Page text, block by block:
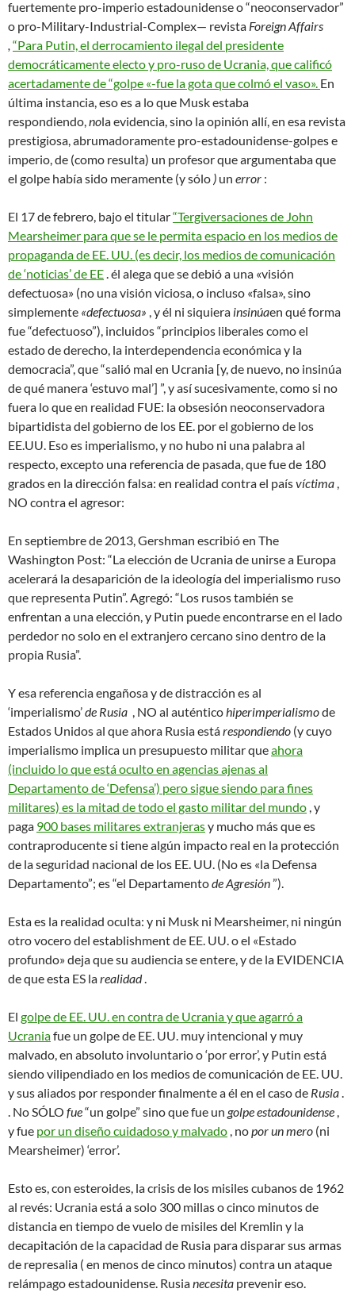
fuertemente pro-imperio estadounidense o “neoconservador”
o pro-Military-Industrial-Complex— revista Foreign Affairs
, “Para Putin, el derrocamiento ilegal del presidente
democráticamente electo y pro-ruso de Ucrania, que calificó
acertadamente de “golpe «-fue la gota que colmó el vaso». En
última instancia, eso es a lo que Musk estaba
respondiendo,nola evidencia, sino la opinión allí, en esa revista
prestigiosa, abrumadoramente pro-estadounidense-golpes e
imperio, de (como resulta) un profesor que argumentaba que
el golpe había sido meramente (y sólo ) un error :
El 17 de febrero, bajo el titular“Tergiversaciones de John
Mearsheimer para que se le permita espacio en los medios de
propaganda de EE. UU. (es decir, los medios de comunicación
de ‘noticias’ de EE. él alega que se debió a una «visión
defectuosa» (no una visión viciosa, o incluso «falsa», sino
simplemente «defectuosa» , y él ni siquiera insinúaen qué forma
fue “defectuoso”), incluidos “principios liberales como el
estado de derecho, la interdependencia económica y la
democracia”, que “salió mal en Ucrania [y, de nuevo, no insinúa
de qué manera ‘estuvo mal’] ”, y así sucesivamente, como si no
fuera lo que en realidad FUE: la obsesión neoconservadora
bipartidista del gobierno de los EE. por el gobierno de los
EE.UU. Eso es imperialismo, y no hubo ni una palabra al
respecto, excepto una referencia de pasada, que fue de 180
grados en la dirección falsa: en realidad contra el paísvíctima ,
NO contra el agresor:
En septiembre de 2013, Gershman escribió en The
Washington Post: “La elección de Ucrania de unirse a Europa
acelerará la desaparición de la ideología del imperialismo ruso
que representa Putin”. Agregó: “Los rusos también se
enfrentan a una elección, y Putin puede encontrarse en el lado
perdedor no solo en el extranjero cercano sino dentro de la
propia Rusia”.
Y esa referencia engañosa y de distracción es al
‘imperialismo’de Rusia , NO al auténticohiperimperialismode
Estados Unidos al que ahora Rusia estárespondiendo (y cuyo
imperialismo implica un presupuesto militar queahora
(incluido lo que está oculto en agencias ajenas al
Departamento de ‘Defensa’) pero sigue siendo para fines
militares) es la mitad de todo el gasto militar del mundo , y
paga 900 bases militares extranjerasy mucho más que es
contraproducente si tiene algún impacto real en la protección
de la seguridad nacional de los EE. UU. (No es «la Defensa
Departamento”; es “el Departamentode Agresión”).
Esta es la realidad oculta: y ni Musk ni Mearsheimer, ni ningún
otro vocero del establishment de EE. UU. o el «Estado
profundo» deja que su audiencia se entere, y de la EVIDENCIA
de que esta ES larealidad.
El golpe de EE. UU. en contra de Ucrania y que agarró a
Ucraniafue un golpe de EE. UU. muy intencional y muy
malvado, en absoluto involuntario o ‘por error’, y Putin está
siendo vilipendiado en los medios de comunicación de EE. UU.
y sus aliados por responder finalmente a él en el caso de Rusia.
. No SÓLO fue“un golpe” sino que fue un golpe estadounidense ,
y fue por un diseño cuidadoso y malvado , nopor un mero (ni
Mearsheimer) ‘error’.
Esto es, con esteroides, la crisis de los misiles cubanos de 1962
al revés: Ucrania está a solo 300 millas o cinco minutos de
distancia en tiempo de vuelo de misiles del Kremlin y la
decapitación de la capacidad de Rusia para disparar sus armas
de represalia ( en menos de cinco minutos) contra un ataque
relámpago estadounidense. Rusianecesita prevenir eso.